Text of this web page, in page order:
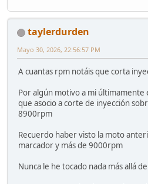
taylerdurden
Mayo 30, 2026, 22:56:57 PM
A cuantas rpm notáis que corta
Por algún motivo a mi
que asocio a corte de inyección
8900rpm
Recuerdo haber visto la moto
marcador y más de 9000rpm
Nunca le he tocado nada más allá